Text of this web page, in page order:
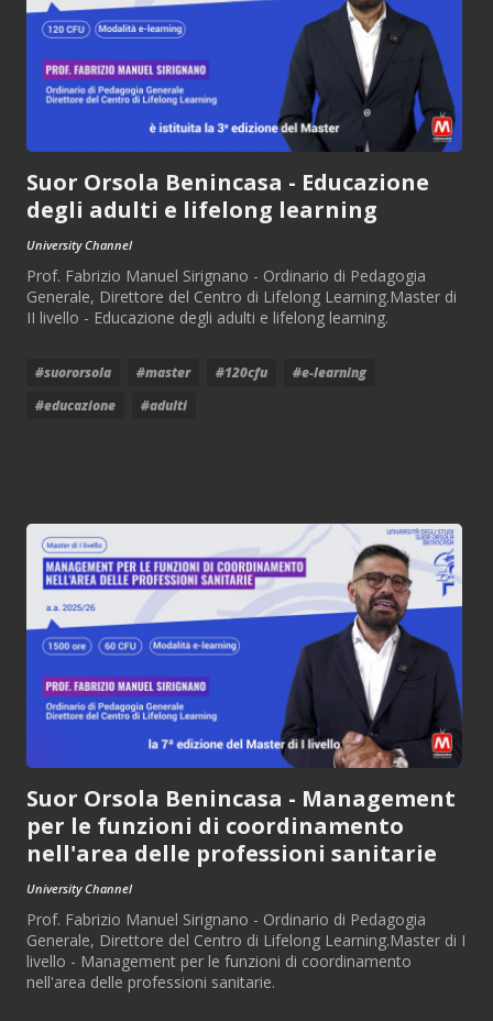
Suor Orsola Benincasa - Educazione
degli adulti e lifelong learning
University Channel
Prof. Fabrizio Manuel Sirignano - Ordinario di Pedagogia
Generale, Direttore del Centro di Lifelong Learning.Master di
II livello - Educazione degli adulti e lifelong learning.
#suororsola #master #120cfu
#e-learning
#educazione
#adulti
Suor Orsola Benincasa - Management
per le funzioni di coordinamento
nell'area delle professioni sanitarie
University Channel
Prof. Fabrizio Manuel Sirignano - Ordinario di Pedagogia
Generale, Direttore del Centro di Lifelong Learning.Master di I
livello - Management per le funzioni di coordinamento
nell'area delle professioni sanitarie.